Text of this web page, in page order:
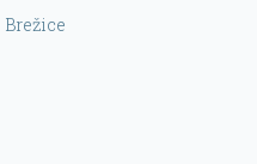
Brežice